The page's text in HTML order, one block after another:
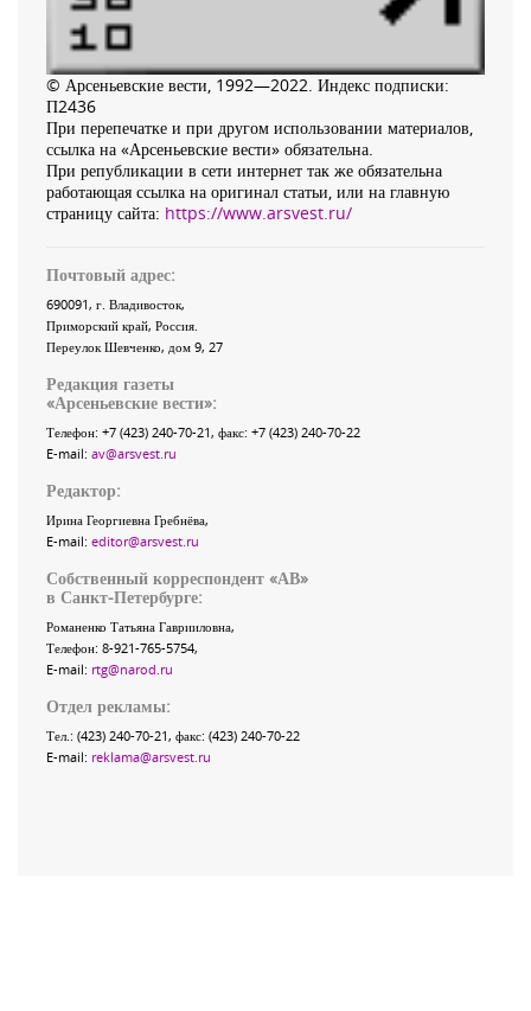
© Арсеньевские вести, 1992—2022. Индекс подписки:
П2436
При перепечатке и при другом использовании материалов,
ссылка на «Арсеньевские вести» обязательна.
При републикации в сети интернет так же обязательна
работающая ссылка на оригинал статьи, или на главную
страницу сайта: https://www.arsvest.ru/
Почтовый адрес:
690091, г. Владивосток,
Приморский край, Россия
Переулок Шевченко, дом 9, 27
Редакция газеты
«Арсеньевские вести»:
Телефон: +7 (423) 240-70-21, факс: +7 (423) 240-70-22
E-mail: av@arsvest.ru
Редактор:
Ирина Георгиевна Гребнёва,
E-mail: editor@arsvest.ru
Собственный корреспондент «АВ»
в Санкт-Петербурге:
Романенко Татьяна Гаврииловна,
Телефон: 8-921-765-5754,
E-mail: rtg@narod.ru
Отдел рекламы:
Тел.: (423) 240-70-21, факс: (423) 240-70-22
E-mail: reklama@arsvest.ru